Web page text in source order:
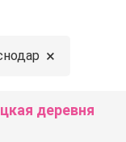
×
деревня